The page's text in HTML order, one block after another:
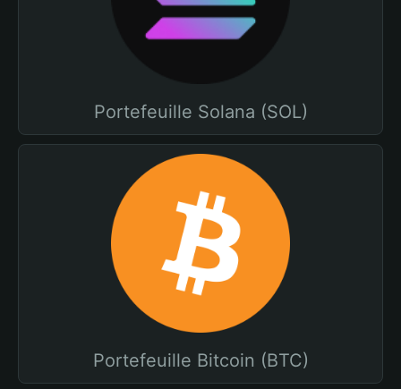
Portefeuille Solana (SOL)
Portefeuille Bitcoin (BTC)